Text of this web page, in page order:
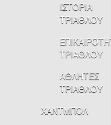
ΙΣΤΟΡΙΑ
ΤΡΙΑΘΛΟΥ
ΤΡΙΑΘΛΟΥ
ΑΘΛΗΤΕΣ
ΤΡΙΑΘΛΟΥ
ΧΑΝΤΜΠΟΛ